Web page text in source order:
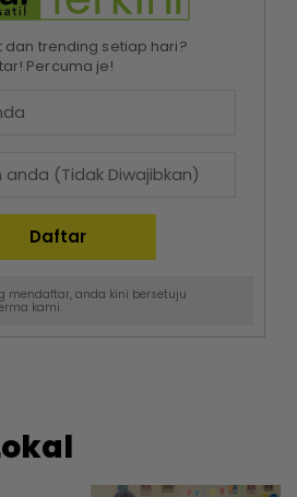
dan trending setiap hari?
Percuma je!
mendaftar, anda kini bersetuju
kami.